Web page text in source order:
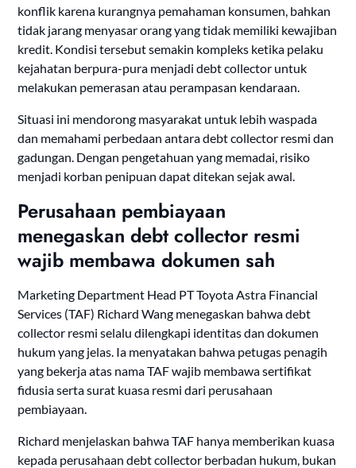
konflik karena kurangnya pemahaman konsumen, bahkan
tidak jarang menyasar orang yang tidak memiliki kewajiban
kredit. Kondisi tersebut semakin kompleks ketika pelaku
kejahatan berpura-pura menjadi debt collector untuk
melakukan pemerasan atau perampasan kendaraan.
Situasi ini mendorong masyarakat untuk lebih waspada
dan memahami perbedaan antara debt collector resmi dan
gadungan. Dengan pengetahuan yang memadai, risiko
menjadi korban penipuan dapat ditekan sejak awal.
Perusahaan pembiayaan
menegaskan debt collector resmi
wajib membawa dokumen sah
Marketing Department Head PT Toyota Astra Financial
Services (TAF) Richard Wang menegaskan bahwa debt
collector resmi selalu dilengkapi identitas dan dokumen
hukum yang jelas. Ia menyatakan bahwa petugas penagih
yang bekerja atas nama TAF wajib membawa sertifikat
fidusia serta surat kuasa resmi dari perusahaan
pembiayaan.
Richard menjelaskan bahwa TAF hanya memberikan kuasa
kepada perusahaan debt collector berbadan hukum, bukan